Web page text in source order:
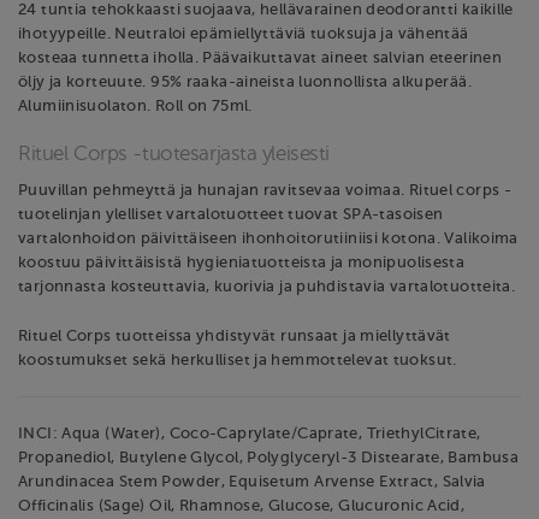
24 tuntia tehokkaasti suojaava, hellävarainen deodorantti kaikille
ihotyypeille. Neutraloi epämiellyttäviä tuoksuja ja vähentää
kosteaa tunnetta iholla. Päävaikuttavat aineet salvian eteerinen
öljy ja korteuute. 95% raaka-aineista luonnollista alkuperää.
Alumiinisuolaton. Roll on 75ml.
Rituel Corps -tuotesarjasta yleisesti
Puuvillan pehmeyttä ja hunajan ravitsevaa voimaa. Rituel corps -
tuotelinjan ylelliset vartalotuotteet tuovat SPA-tasoisen
vartalonhoidon päivittäiseen ihonhoitorutiiniisi kotona. Valikoima
koostuu päivittäisistä hygieniatuotteista ja monipuolisesta
tarjonnasta kosteuttavia, kuorivia ja puhdistavia vartalotuotteita.
Rituel Corps tuotteissa yhdistyvät runsaat ja miellyttävät
koostumukset sekä herkulliset ja hemmottelevat tuoksut.
INCI: Aqua (Water), Coco-Caprylate/Caprate, TriethylCitrate,
Propanediol, Butylene Glycol, Polyglyceryl-3 Distearate, Bambusa
Arundinacea Stem Powder, Equisetum Arvense Extract, Salvia
Officinalis (Sage) Oil, Rhamnose, Glucose, Glucuronic Acid,